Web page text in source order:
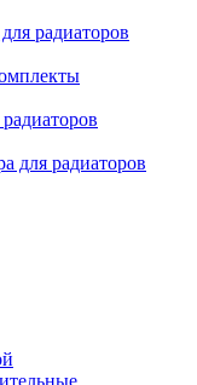
радиаторов
для радиаторов